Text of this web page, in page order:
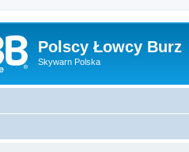
Polscy Łowcy Burz
Skywarn Polska